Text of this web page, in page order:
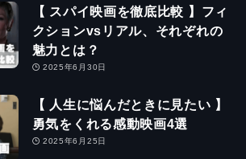
【 スパイ映画を徹底比較 】フィ
クションvsリアル、それぞれの
魅力とは？
2025年6月30日
【 人生に悩んだときに見たい 】
勇気をくれる感動映画4選
2025年6月25日